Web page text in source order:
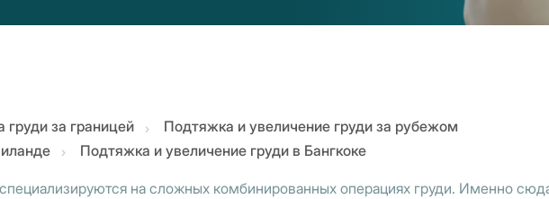
груди за границей
Подтяжка и увеличение груди за рубежом
Подтяжка и увеличение груди в Бангкоке
на сложных комбинированных операциях груди. Именно